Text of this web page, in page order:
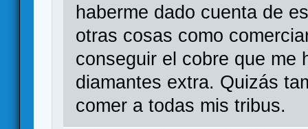
haberme dado cuenta de
otras cosas como
conseguir el cobre que me
diamantes extra. Quizás
comer a todas mis tribus.